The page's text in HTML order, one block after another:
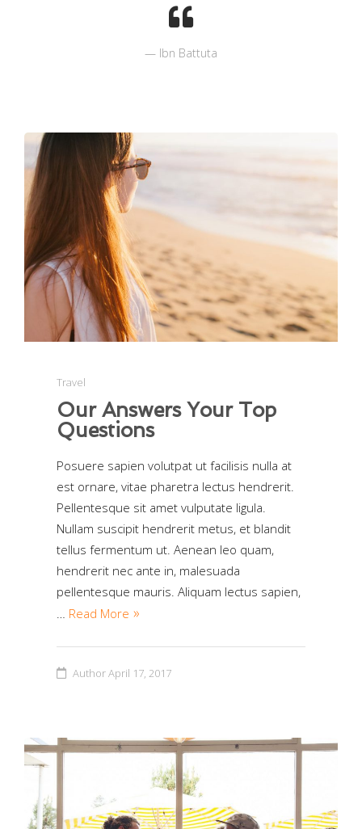
Ibn Battuta
Travel
Our Answers Your Top
Questions
Posuere sapien volutpat ut facilisis nulla at
est ornare, vitae pharetra lectus hendrerit.
Pellentesque sit amet vulputate ligula.
Nullam suscipit hendrerit metus, et blandit
tellus fermentum ut. Aenean leo quam,
hendrerit nec ante in, malesuada
pellentesque mauris. Aliquam lectus sapien,
Read More
AuthorApril 17, 2017